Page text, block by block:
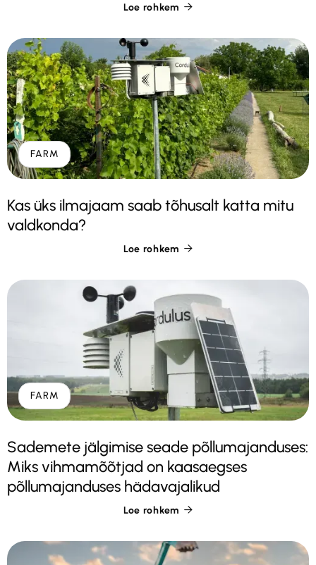
Loe rohkem 
FARM
Kas üks ilmajaam saab tõhusalt katta mitu
valdkonda?
Loe rohkem 
FARM
Sademete jälgimise seade põllumajanduses:
Miks vihmamõõtjad on kaasaegses
põllumajanduses hädavajalikud
Loe rohkem 